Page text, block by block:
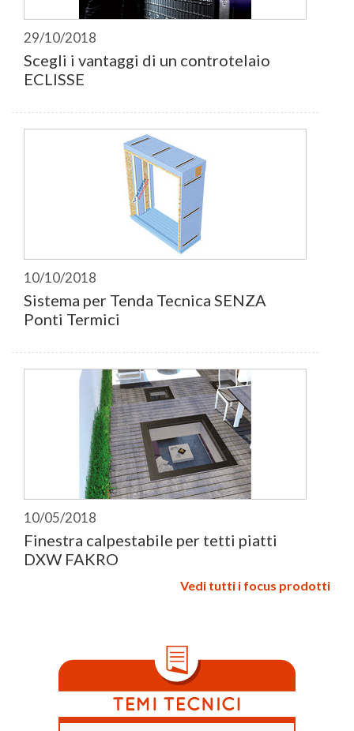
29/10/2018
Scegli i vantaggi di un controtelaio
ECLISSE
10/10/2018
Sistema per Tenda Tecnica SENZA
Ponti Termici
10/05/2018
Finestra calpestabile per tetti piatti
DXW FAKRO
Vedi tutti i focus prodotti